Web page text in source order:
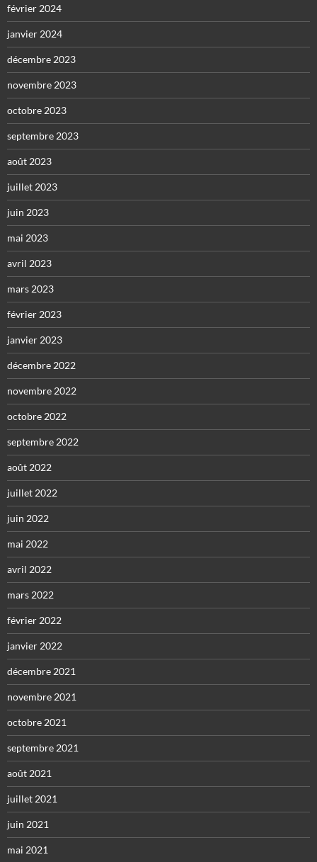
février 2024
janvier 2024
décembre 2023
novembre 2023
octobre 2023
septembre 2023
août 2023
juillet 2023
juin 2023
mai 2023
avril 2023
mars 2023
février 2023
janvier 2023
décembre 2022
novembre 2022
octobre 2022
septembre 2022
août 2022
juillet 2022
juin 2022
mai 2022
avril 2022
mars 2022
février 2022
janvier 2022
décembre 2021
novembre 2021
octobre 2021
septembre 2021
août 2021
juillet 2021
juin 2021
mai 2021